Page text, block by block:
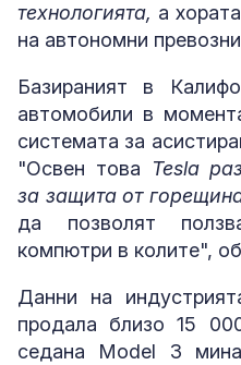
технологията, а
на автономни
Базираният в
автомобили в
системата за
"Освен това Tesla
за защита от
да позволят
компютри в колите",
Данни на
продала близо 15
седана Model 3